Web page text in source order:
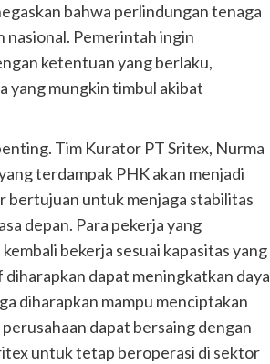
bahwa perlindungan tenaga
nasional. Pemerintah ingin
ketentuan yang berlaku,
yang mungkin timbul akibat
Tim Kurator PT Sritex, Nurma
terdampak PHK akan menjadi
bertujuan untuk menjaga stabilitas
depan. Para pekerja yang
bekerja sesuai kapasitas yang
dapat meningkatkan daya
diharapkan mampu menciptakan
dapat bersaing dengan
untuk tetap beroperasi di sektor